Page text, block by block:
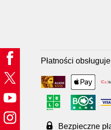
Płatności
Bezpieczne